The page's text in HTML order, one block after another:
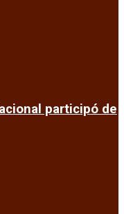
participó de